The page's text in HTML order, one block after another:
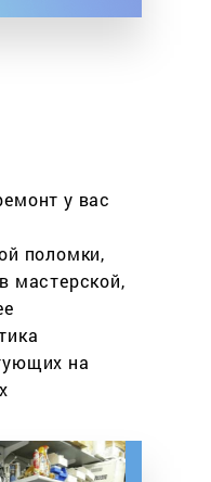
у вас
поломки,
мастерской,
на